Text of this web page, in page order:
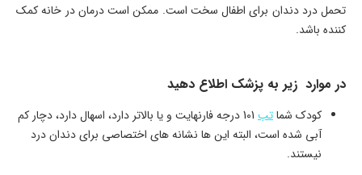
تحمل درد دندان برای اطفال سخت است. ممکن است درمان در خانه کمک
کننده باشد.
در موارد زیر به پزشک اطلاع دهید
کودک شماتب
101 درجه فارنهایت و یا بالاتر دارد، اسهال دارد، دچار کم
آبی شده است، البته این ها نشانه های اختصاصی برای دندان درد
نیستند.